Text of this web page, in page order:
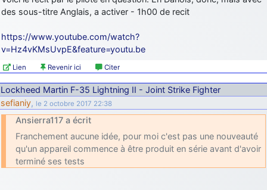
des sous-titre Anglais, a activer - 1h00 de recit
https://www.youtube.com/watch?
v=Hz4vKMsUvpE&feature=youtu.be
Lien Revenir ici Citer
Lockheed Martin F-35 Lightning II - Joint Strike Fighter
sefianiy, le 2 octobre 2017 22:38
Ansierra117 a écrit
Franchement aucune idée, pour moi c'est pas une nouveauté
qu'un appareil commence à être produit en série avant d'avoir
terminé ses tests